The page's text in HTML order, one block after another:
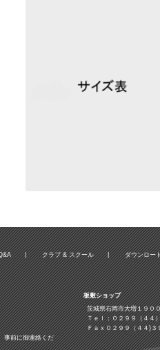
| クラブ & スクール | ダウンロー
事前に御連絡くだ
板敷ショップ
茨城県石岡市大増１９０
Ｔｅｌ：０２９９（４４
Ｆａｘ０２９９（４４)３